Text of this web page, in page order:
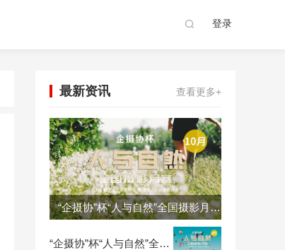
登录
最新资讯 查看更多+
“企摄协”杯“人与自然”全国摄影月赛10月赛正式启动
“企摄协”杯“人与自然”全国摄影月赛8月赛正式启动